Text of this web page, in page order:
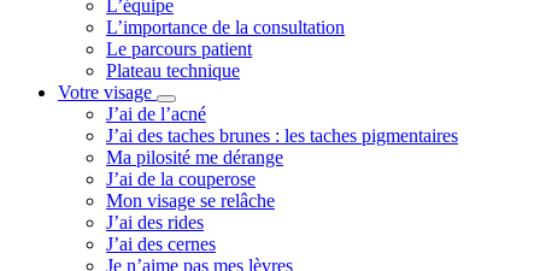
L’équipe
L’importance de la consultation
Le parcours patient
Plateau technique
Votre visage
J’ai de l’acné
J’ai des taches brunes : les taches pigmentaires
Ma pilosité me dérange
J’ai de la couperose
Mon visage se relâche
J’ai des rides
J’ai des cernes
Je n’aime pas mes lèvres